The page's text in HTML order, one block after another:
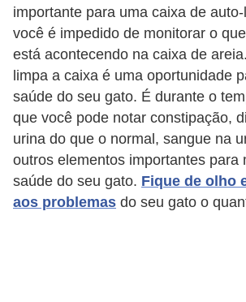
importante para uma caixa de
você é impedido de monitorar o
está acontecendo na caixa de
limpa a caixa é uma oportunidade
saúde do seu gato. É durante o
que você pode notar constipação,
urina do que o normal, sangue na
outros elementos importantes para
saúde do seu gato. Fique de olho
aos problemas do seu gato o
s
d
e
a
i
m
a
i